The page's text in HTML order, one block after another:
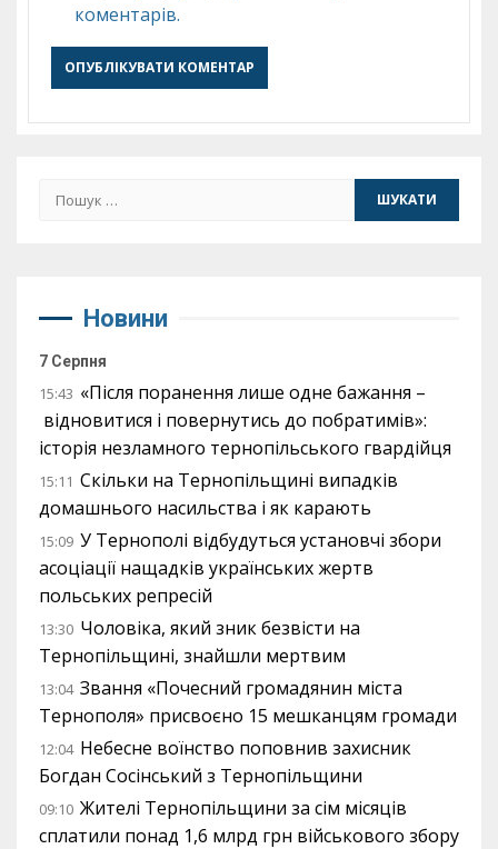
коментарів.
Пошук:
Новини
7 Серпня
15:43 «Після поранення лише одне бажання –
відновитися і повернутись до побратимів»:
історія незламного тернопільського гвардійця
15:11 Скільки на Тернопільщині випадків
домашнього насильства і як карають
15:09 У Тернополі відбудуться установчі збори
асоціації нащадків українських жертв
польських репресій
13:30 Чоловіка, який зник безвісти на
Тернопільщині, знайшли мертвим
13:04 Звання «Почесний громадянин міста
Тернополя» присвоєно 15 мешканцям громади
12:04 Небесне воїнство поповнив захисник
Богдан Сосінський з Тернопільщини
09:10 Жителі Тернопільщини за сім місяців
сплатили понад 1,6 млрд грн військового збору